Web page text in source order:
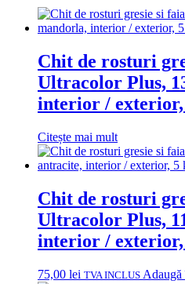
Chit de rosturi
Ultracolor Plus,
interior / exterior,
Citește mai mult
Chit de rosturi
Ultracolor Plus,
interior / exterior,
75,00 lei TVA INCLUS Adaugă